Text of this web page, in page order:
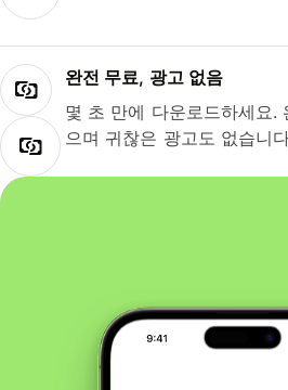
완전 무료, 광고 없음
몇 초 만에 다운로드하세요.
으며 귀찮은 광고도 없습니